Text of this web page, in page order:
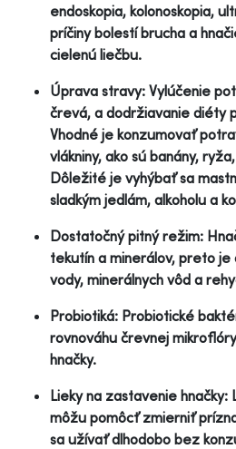
endoskopia, kolonoskopia,
príčiny bolestí brucha a
cielenú liečbu.
Úprava stravy: Vylúčenie
črevá, a dodržiavanie diéty
Vhodné je konzumovať
vlákniny, ako sú banány,
Dôležité je vyhýbať sa
sladkým jedlám, alkoholu a
Dostatočný pitný režim:
tekutín a minerálov, preto
vody, minerálnych vôd a
Probiotiká: Probiotické
rovnováhu črevnej
hnačky.
Lieky na zastavenie hnačky:
môžu pomôcť zmierniť
sa užívať dlhodobo bez